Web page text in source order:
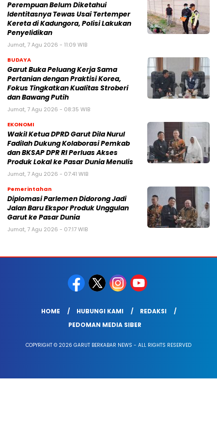
Perempuan Belum Diketahui
Identitasnya Tewas Usai Tertemper
Kereta di Kadungora, Polisi Lakukan
Penyelidikan
Jumat, 7 Agu 2026 - 11:09 WIB
BUDAYA
Garut Buka Peluang Kerja Sama
Pertanian dengan Praktisi Korea,
Fokus Tingkatkan Kualitas Stroberi
dan Bawang Putih
Jumat, 7 Agu 2026 - 08:35 WIB
EKONOMI
Wakil Ketua DPRD Garut Dila Nurul
Fadilah Dukung Kolaborasi Pemkab
dan BKSAP DPR RI Perluas Akses
Produk Lokal ke Pasar Dunia Menulis
Jumat, 7 Agu 2026 - 07:41 WIB
Pemerintahan
Diplomasi Parlemen Didorong Jadi
Jalan Baru Ekspor Produk Unggulan
Garut ke Pasar Dunia
Jumat, 7 Agu 2026 - 07:17 WIB
HOME HUBUNGI KAMI
REDAKSI
PEDOMAN MEDIA SIBER
COPYRIGHT © 2026 GARUT BERKABAR NEWS - ALL RIGHTS RESERVED